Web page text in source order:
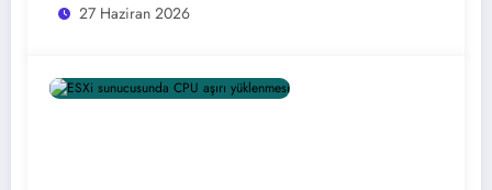
27 Haziran 2026